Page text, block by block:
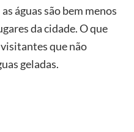
águas são bem menos
da cidade. O que
que não
geladas.